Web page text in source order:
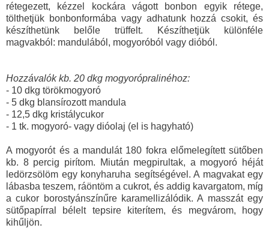
rétegezett, kézzel kockára vágott bonbon egyik rétege,
tölthetjük bonbonformába vagy adhatunk hozzá csokit, és
készíthetünk belőle trüffelt. Készíthetjük különféle
magvakból: mandulából, mogyoróból vagy dióból.
Hozzávalók kb. 20 dkg mogyorópralinéhoz:
- 10 dkg törökmogyoró
- 5 dkg blansírozott mandula
- 12,5 dkg kristálycukor
- 1 tk. mogyoró- vagy dióolaj (el is hagyható)
A mogyorót és a mandulát 180 fokra előmelegített sütőben
kb. 8 percig pirítom. Miután megpirultak, a mogyoró héját
ledörzsölöm egy konyharuha segítségével. A magvakat egy
lábasba teszem, ráöntöm a cukrot, és addig kavargatom, míg
a cukor borostyánszínűre karamellizálódik. A masszát egy
sütőpapírral bélelt tepsire kiterítem, és megvárom, hogy
kihűljön.